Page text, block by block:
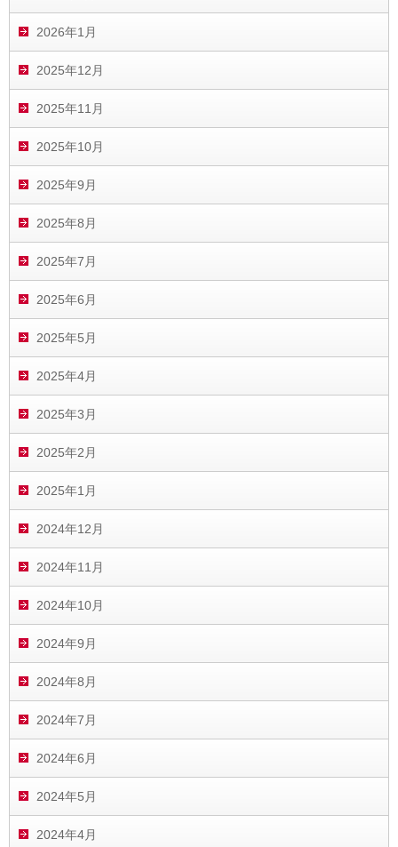
2026年1月
2025年12月
2025年11月
2025年10月
2025年9月
2025年8月
2025年7月
2025年6月
2025年5月
2025年4月
2025年3月
2025年2月
2025年1月
2024年12月
2024年11月
2024年10月
2024年9月
2024年8月
2024年7月
2024年6月
2024年5月
2024年4月